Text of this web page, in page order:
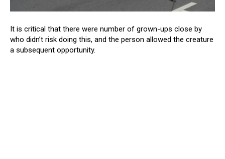
It is critical that there were number of grown-ups close by
who didn’t risk doing this, and the person allowed the creature
a subsequent opportunity.